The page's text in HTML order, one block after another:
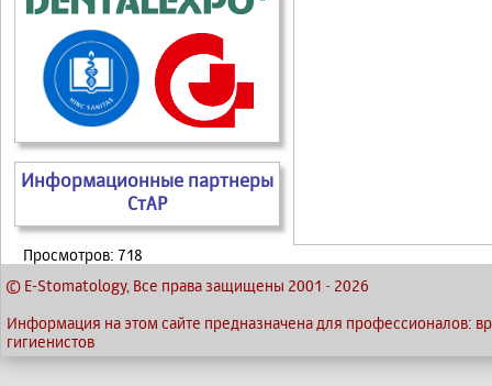
Информационные партнеры
СтАР
Просмотров: 718
© E-Stomatology, Все права защищены 2001 - 2026
Информация на этом сайте предназначена для профессионалов:
гигиенистов